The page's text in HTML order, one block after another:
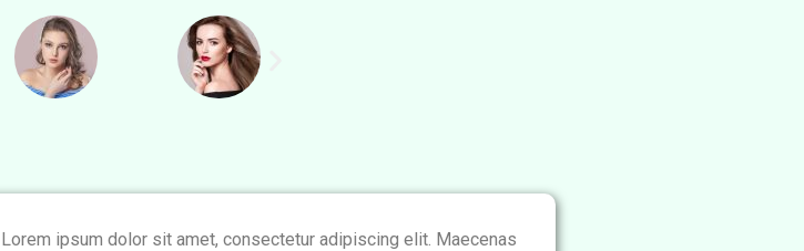
Lorem ipsum dolor sit amet, consectetur adipiscing elit. Maecenas